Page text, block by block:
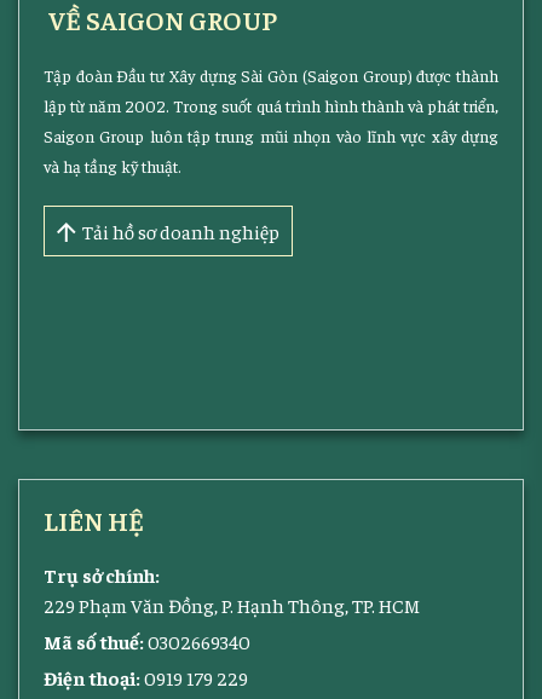
VỀ SAIGON GROUP
Tập đoàn Đầu tư Xây dựng Sài Gòn (Saigon Group) được thành
lập từ năm 2002. Trong suốt quá trình hình thành và phát triển,
Saigon Group luôn tập trung mũi nhọn vào lĩnh vực xây dựng
và hạ tầng kỹ thuật.
Tải hồ sơ doanh nghiệp
LIÊN HỆ
Trụ sở chính:
229 Phạm Văn Đồng, P. Hạnh Thông, TP. HCM
Mã số thuế:0302669340
Điện thoại:0919 179 229